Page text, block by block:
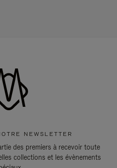
NEWSLETTER
des premiers à recevoir toute
collections et les évènements